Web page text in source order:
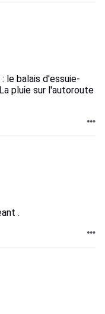
le balais d'essuie-
pluie sur l'autoroute
.